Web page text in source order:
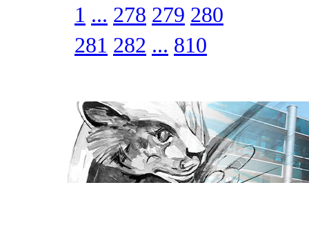
1 ... 278 279 280
281 282 ... 810